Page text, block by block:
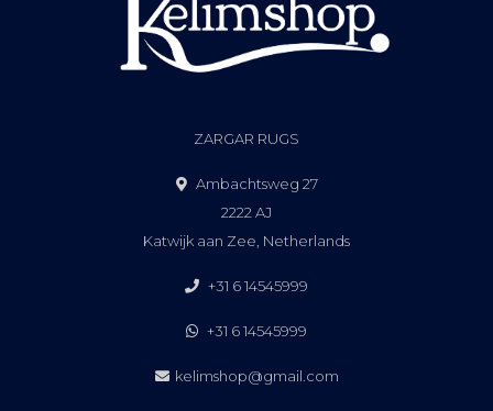
ZARGAR RUGS
Ambachtsweg 27
2222 AJ
Katwijk aan Zee, Netherlands
+31 6 14545999
+31 6 14545999
kelimshop@gmail.com